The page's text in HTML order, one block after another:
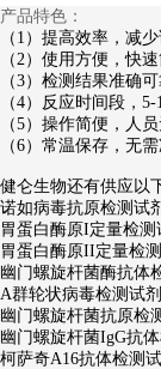
产品特色：
（1）提高效率，减
（2）使用方便，快
（3）检测结果准确
（4）反应时间段，
（5）操作简便，人
（6）常温保存，无需
健仑生物还有供应以
诺如病毒抗原检测试
胃蛋白酶原I定量检测
胃蛋白酶原II定量检
幽门螺旋杆菌酶抗体
A群轮状病毒检测试
幽门螺旋杆菌抗原检
幽门螺旋杆菌IgG抗
柯萨奇A16抗体检测